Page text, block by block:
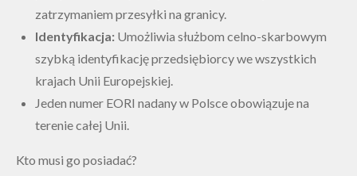
zatrzymaniem przesyłki na granicy.
Identyfikacja: Umożliwia służbom celno-skarbowym
szybką identyfikację przedsiębiorcy we wszystkich
krajach Unii Europejskiej.
Jeden numer EORI nadany w Polsce obowiązuje na
terenie całej Unii.
Kto musi go posiadać?